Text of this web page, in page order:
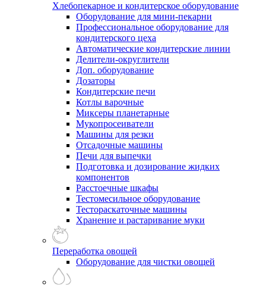
Хлебопекарное и кондитерское оборудование
Оборудование для мини-пекарни
Профессиональное оборудование для
кондитерского цеха
Автоматические кондитерские линии
Делители-округлители
Доп. оборудование
Дозаторы
Кондитерские печи
Котлы варочные
Миксеры планетарные
Мукопросеиватели
Машины для резки
Отсадочные машины
Печи для выпечки
Подготовка и дозирование жидких
компонентов
Расстоечные шкафы
Тестомесильное оборудование
Тестораскаточные машины
Хранение и растаривание муки
Переработка овощей
Оборудование для чистки овощей